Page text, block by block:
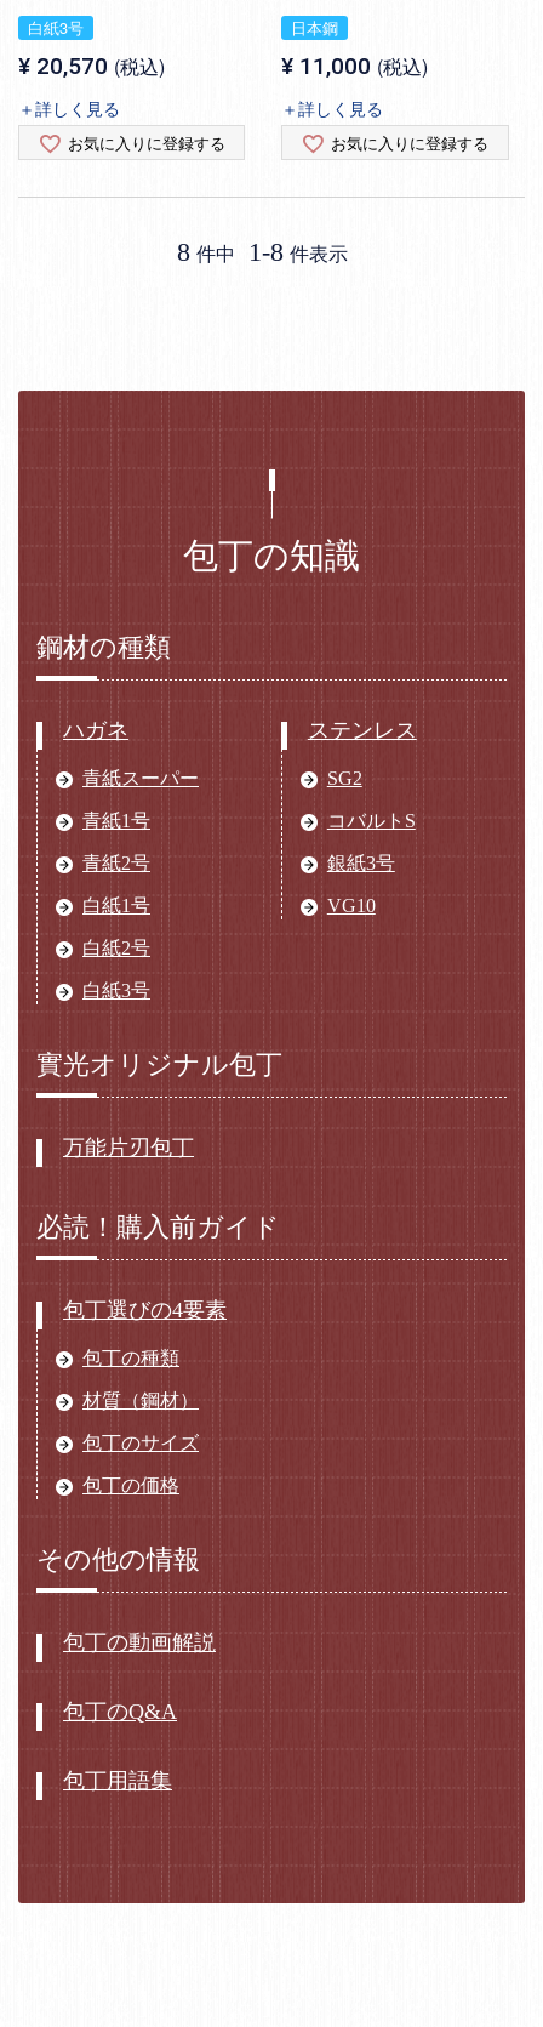
白紙3号
¥ 20,570 税込
＋詳しく見る
お気に入りに登録する
日本鋼
¥ 11,000 税込
＋詳しく見る
お気に入りに登録する
8 件中 1-8 件表示
包丁の知識
鋼材の種類
ハガネ
青紙スーパー
青紙1号
青紙2号
白紙1号
白紙2号
白紙3号
ステンレス
SG2
コバルトS
銀紙3号
VG10
實光オリジナル包丁
万能片刃包丁
必読！購入前ガイド
包丁選びの4要素
包丁の種類
材質（鋼材）
包丁のサイズ
包丁の価格
その他の情報
包丁の動画解説
包丁のQ&A
包丁用語集